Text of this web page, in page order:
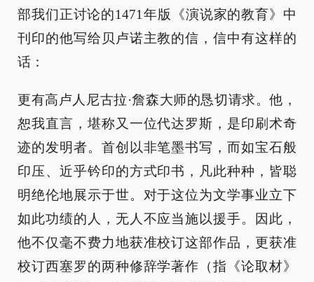
部我们正讨论的1471年版《演说家的教育》中
刊印的他写给贝卢诺主教的信，信中有这样的
话：
更有高卢人尼古拉·詹森大师的恳切请求。他，
恕我直言，堪称又一位代达罗斯，是印刷术奇
迹的发明者。首创以非笔墨书写，而如宝石般
印压、近乎钤印的方式印书，凡此种种，皆聪
明绝伦地展示于世。对于这位为文学事业立下
如此功绩的人，无人不应当施以援手。因此，
他不仅毫不费力地获准校订这部作品，更获准
校订西塞罗的两种修辞学著作（指《论取材》